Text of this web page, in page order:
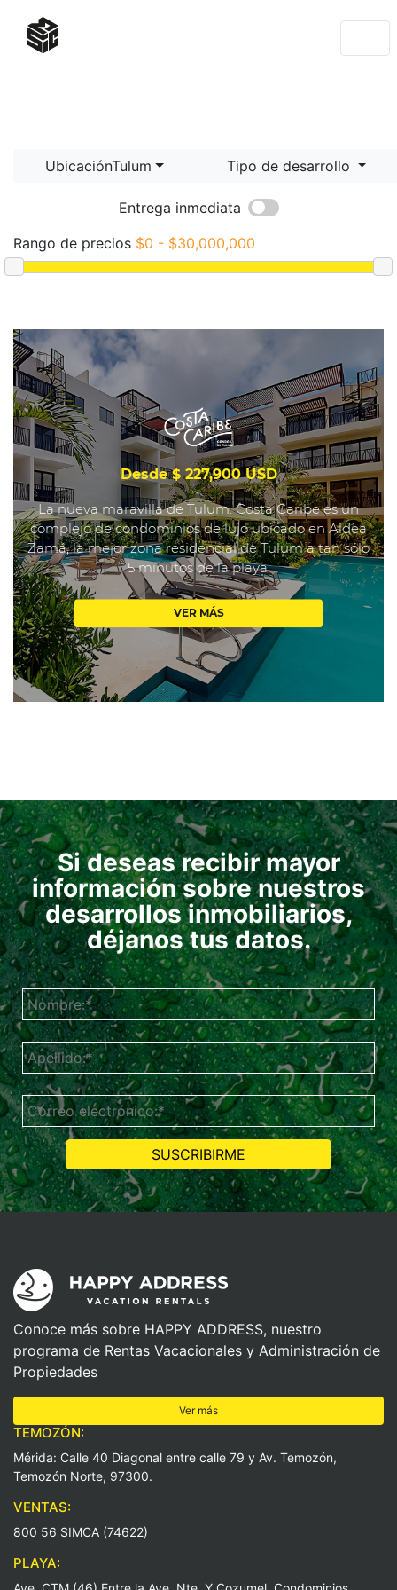
UbicaciónTulum Tipo de desarrollo
Entrega inmediata
Rango de precios $0 - $30,000,000
Desde $ 227,900 USD
La nueva maravilla de Tulum. Costa Caribe es un
complejo de condominios de lujo ubicado en Aldea
Zamá, la mejor zona residencial de Tulum a tan sólo
5 minutos de la playa.
VER MÁS
Si deseas recibir mayor
información sobre nuestros
desarrollos inmobiliarios,
déjanos tus datos.
Conoce más sobre HAPPY ADDRESS, nuestro
programa de Rentas Vacacionales y Administración de
Propiedades
Ver más
TEMOZÓN:
Mérida: Calle 40 Diagonal entre calle 79 y Av. Temozón,
Temozón Norte, 97300.
VENTAS:
800 56 SIMCA (74622)
PLAYA: